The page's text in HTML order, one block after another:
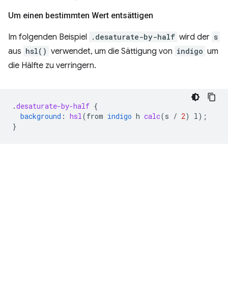
Um einen bestimmten Wert entsättigen
Im folgenden Beispiel .desaturate-by-half wird der s
aus hsl() verwendet, um die Sättigung von indigo um
die Hälfte zu verringern.
.desaturate-by-half {
background : hsl (from indigo h calc(s / 2) l );
}